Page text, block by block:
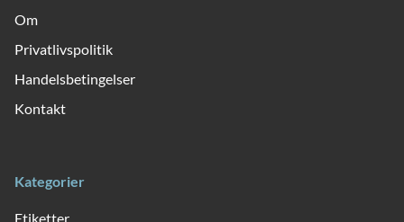
Om
Privatlivspolitik
Handelsbetingelser
Kontakt
Kategorier
Etiketter